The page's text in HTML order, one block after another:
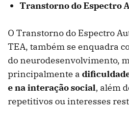
Transtorno do Espectro
O Transtorno do Espectro
TEA, também se enquadra
do neurodesenvolvimento,
principalmente a
e na interação social, além
repetitivos ou interesses